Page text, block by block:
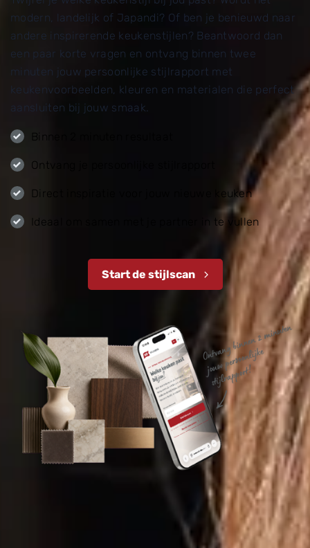
modern, landelijk of Japandi? Of ben je benieuwd naar
andere inspirerende keukenstijlen? Beantwoord dan
een paar korte vragen en ontvang binnen twee
minuten jouw persoonlijke stijlrapport met
keukenvoorbeelden, kleuren en materialen die perfect
aansluiten bij jouw smaak.
Binnen 2 minuten resultaat
Ontvang je persoonlijke stijlrapport
Direct inspiratie voor jouw nieuwe keuken
Ideaal om samen met je partner in te vullen
Start de stijlscan